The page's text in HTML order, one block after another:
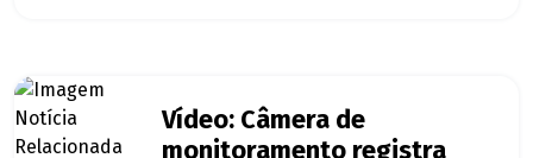
Vídeo: Câmera de
monitoramento registra